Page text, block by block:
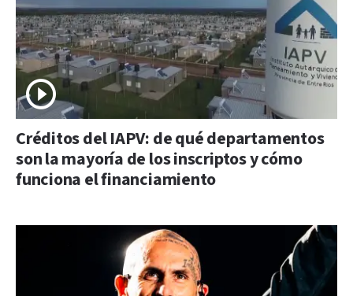
Créditos del IAPV: de qué departamentos
son la mayoría de los inscriptos y cómo
funciona el financiamiento